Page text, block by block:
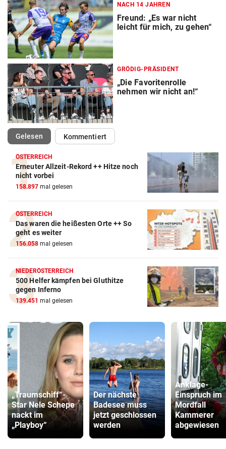
NACH 14 JAHREN
Freund: „Es war nicht
leicht für mich, zu gehen“
GRÖDIG-PRÄSIDENT
„Die Favoritenrolle
nehmen wir nicht an!“
Gelesen(ausgewählt)Kommentiert
ÖSTERREICH
Erneuter Allzeit-Rekord ++ Hitze noch
nicht vorbei
158.897 mal gelesen
ÖSTERREICH
Das waren die heißesten Orte ++ So
geht es weiter
156.058 mal gelesen
NIEDERÖSTERREICH
500 Helfer kämpfen bei Gluthitze
gegen Inferno
139.451 mal gelesen
„Traumschiff“-
Star Nele Schepe
nackt im
„Playboy“
Der nächste
Badesee muss
jetzt geschlossen
werden
Anklage-
Einspruch im
Mordfall
Kammerer
abgewiesen